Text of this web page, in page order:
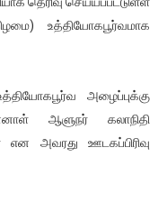
தமிழின அழிப்பிற்கு
சபை கூட்டத்தில் இன்று
உத்தியோகபூர்வமாக
அழைப்புக்கு
ஆளுநர் கலாநிதி
என அவரது ஊடகப்பிரிவு